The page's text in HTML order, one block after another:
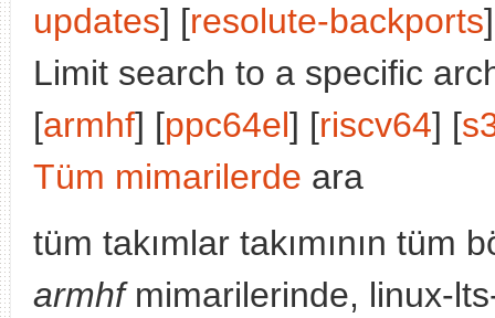
updates] [resolute-backports
Limit search to a specific
[armhf] [ppc64el] [riscv64] [
Tüm mimarilerde ara
tüm takımlar takımının
armhfmimarilerinde, linux-